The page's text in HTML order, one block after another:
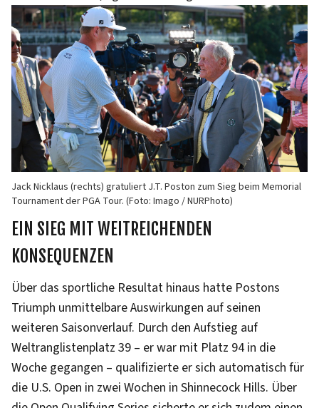
Jack Nicklaus (rechts) gratuliert J.T. Poston zum Sieg beim Memorial
Tournament der PGA Tour. (Foto: Imago / NURPhoto)
EIN SIEG MIT WEITREICHENDEN
KONSEQUENZEN
Über das sportliche Resultat hinaus hatte Postons
Triumph unmittelbare Auswirkungen auf seinen
weiteren Saisonverlauf. Durch den Aufstieg auf
Weltranglistenplatz 39 – er war mit Platz 94 in die
Woche gegangen – qualifizierte er sich automatisch für
die U.S. Open in zwei Wochen in Shinnecock Hills. Über